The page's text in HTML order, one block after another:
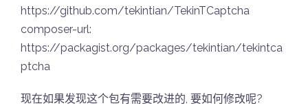
https://github.com/tekintian/TekinTCaptcha
composer-url:
https://packagist.org/packages/tekintian/tekintca
ptcha
现在如果发现这个包有需要改进的, 要如何修改呢?